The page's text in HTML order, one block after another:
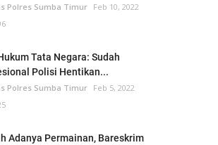
Polres Sumba Timur Feb 10, 2022
Tata Negara: Sudah
Polisi Hentikan...
Polres Sumba Timur Feb 5, 2022
Adanya Permainan, Bareskrim